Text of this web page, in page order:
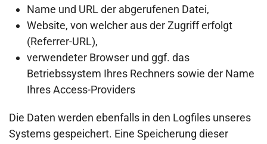
Name und URL der abgerufenen Datei,
Website, von welcher aus der Zugriff erfolgt
(Referrer-URL),
verwendeter Browser und ggf. das
Betriebssystem Ihres Rechners sowie der Name
Ihres Access-Providers
Die Daten werden ebenfalls in den Logfiles unseres
Systems gespeichert. Eine Speicherung dieser